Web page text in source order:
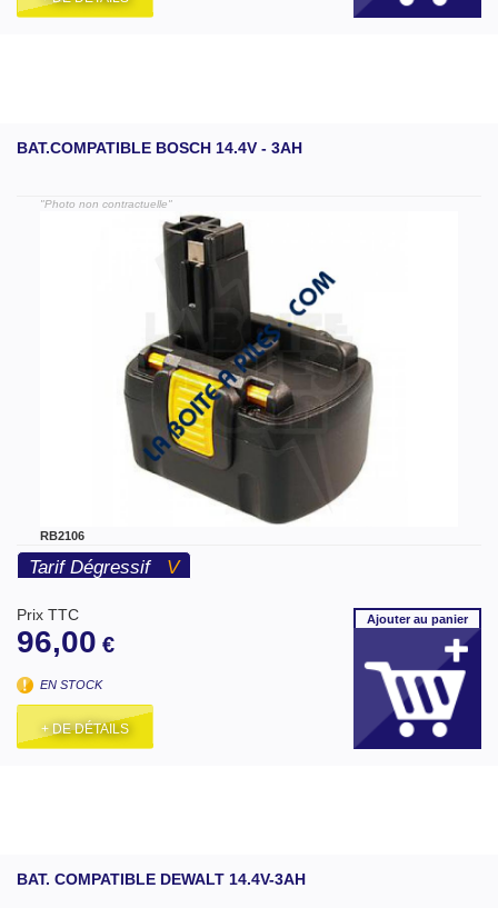
BAT.COMPATIBLE BOSCH 14.4V - 3AH
"Photo non contractuelle"
RB2106
Tarif Dégressif V
Prix TTC
96,00 €
EN STOCK
+ DE DÉTAILS
Ajouterau panier
BAT. COMPATIBLE DEWALT 14.4V-3AH